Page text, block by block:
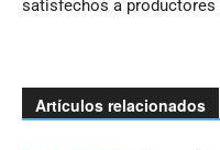
satisfechos a productores
Artículos relacionados